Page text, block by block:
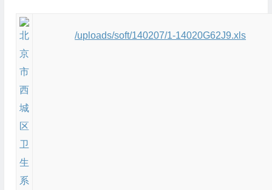
/uploads/soft/140207/1-14020G62J9.xls